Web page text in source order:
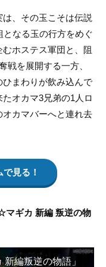
、その玉こそは伝説
なる玉の行方をめぐ
ホステス軍団と、阻
戦を展開する一方、
まわりが飲み込んで
オカマ3兄弟の1人ロ
カマバーへと連れ去
見る！
マギカ 新編 叛逆の物
編叛逆の物語」